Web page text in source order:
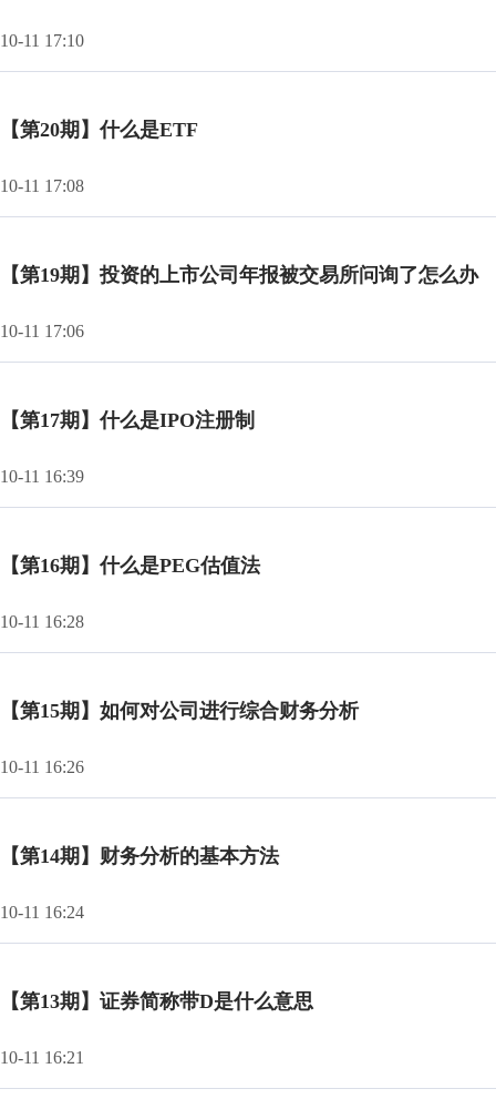
10-11 17:10
【第20期】什么是ETF
10-11 17:08
【第19期】投资的上市公司年报被交易所问询了怎么办
10-11 17:06
【第17期】什么是IPO注册制
10-11 16:39
【第16期】什么是PEG估值法
10-11 16:28
【第15期】如何对公司进行综合财务分析
10-11 16:26
【第14期】财务分析的基本方法
10-11 16:24
【第13期】证券简称带D是什么意思
10-11 16:21